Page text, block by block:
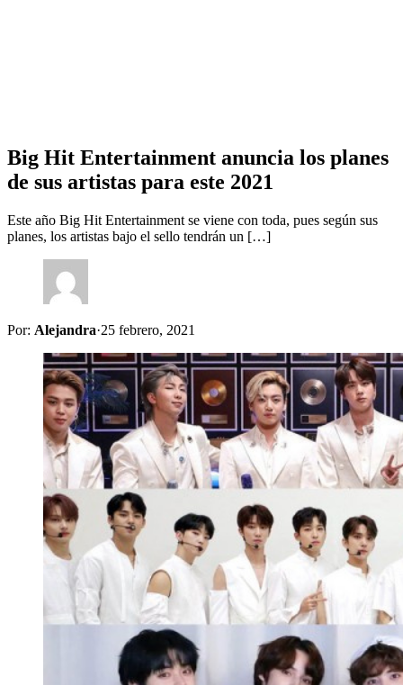
Big Hit Entertainment anuncia los planes
de sus artistas para este 2021
Este año Big Hit Entertainment se viene con toda, pues según sus
planes, los artistas bajo el sello tendrán un […]
Por: Alejandra·25 febrero, 2021